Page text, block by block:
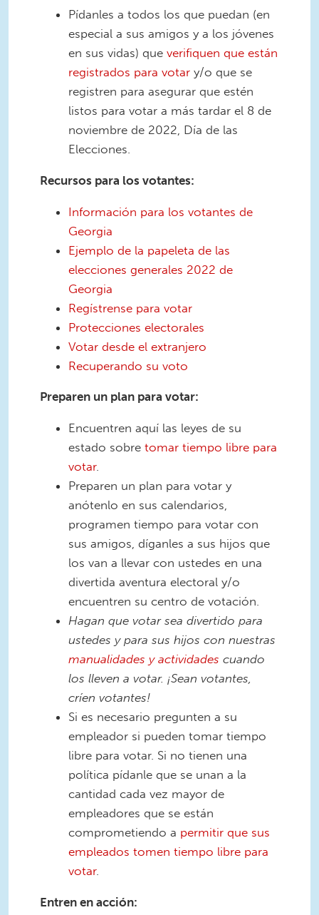
Pídanles a todos los que puedan (en
especial a sus amigos y a los jóvenes
en sus vidas) que verifiquen que están
registrados para votar y/o que se
registren para asegurar que estén
listos para votar a más tardar el 8 de
noviembre de 2022, Día de las
Elecciones.
Recursos para los votantes:
Información para los votantes de
Georgia
Ejemplo de la papeleta de las
elecciones generales 2022 de
Georgia
Regístrense para votar
Protecciones electorales
Votar desde el extranjero
Recuperando su voto
Preparen un plan para votar:
Encuentren aquí las leyes de su
estado sobre tomar tiempo libre para
votar.
Preparen un plan para votar y
anótenlo en sus calendarios,
programen tiempo para votar con
sus amigos, díganles a sus hijos que
los van a llevar con ustedes en una
divertida aventura electoral y/o
encuentren su centro de votación.
Hagan que votar sea divertido para
ustedes y para sus hijos con nuestras
manualidades y actividades cuando
los lleven a votar. ¡Sean votantes,
críen votantes!
Si es necesario pregunten a su
empleador si pueden tomar tiempo
libre para votar. Si no tienen una
política pídanle que se unan a la
cantidad cada vez mayor de
empleadores que se están
comprometiendo a permitir que sus
empleados tomen tiempo libre para
votar.
Entren en acción: